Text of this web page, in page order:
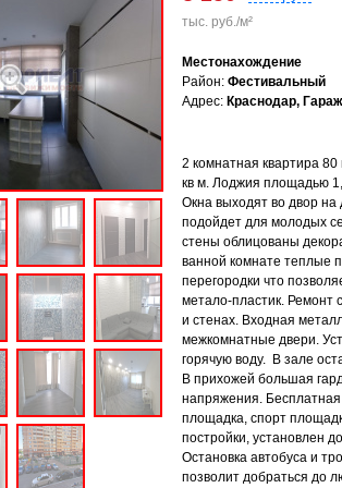
тыс. руб./м²
Местонахождение
Район: Фестивальный
Адрес: Краснодар,
2 комнатная квартира 80
кв м. Лоджия площадью
Окна выходят во двор на
подойдет для молодых
стены облицованы
ванной комнате теплые
перегородки что
метало-пластик. Ремонт
и стенах. Входная
межкомнатные двери.
горячую воду. В зале
В прихожей большая
напряжения.
площадка, спорт
постройки, установлен
Остановка автобуса и
позволит добраться до